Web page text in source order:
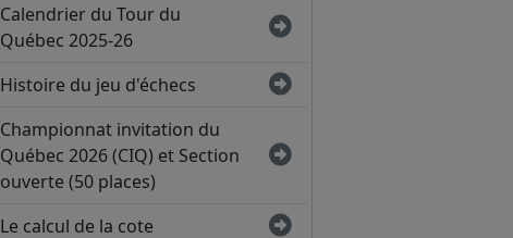
Calendrier du Tour du
Québec 2025-26
Histoire du jeu d'échecs
Championnat invitation du
Québec 2026 (CIQ) et Section
ouverte (50 places)
Le calcul de la cote